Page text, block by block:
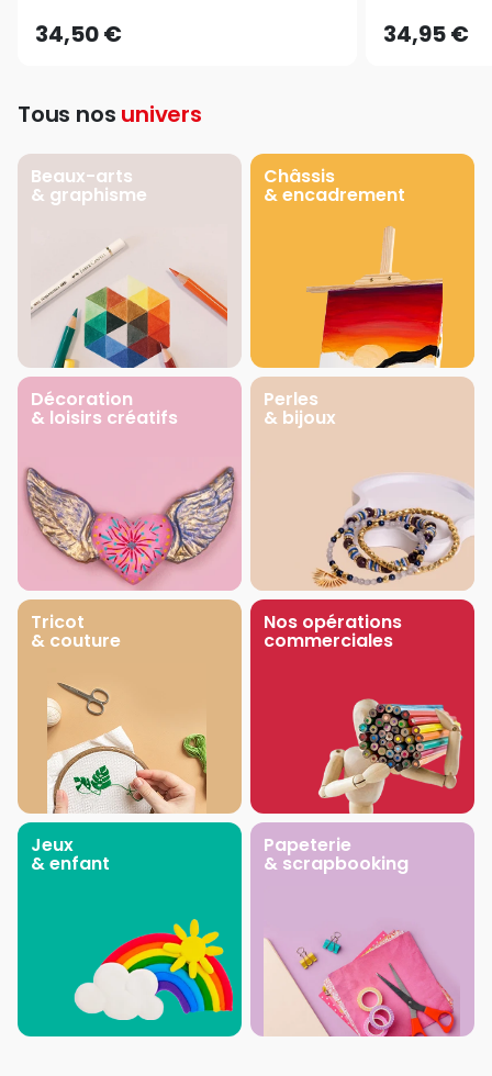
34,50 € 34,95 €
Tous nos univers
Beaux-arts
& graphisme
Châssis
& encadrement
Décoration
& loisirs créatifs
Perles
& bijoux
Tricot
& couture
Nos opérations
commerciales
Jeux
& enfant
Papeterie
& scrapbooking